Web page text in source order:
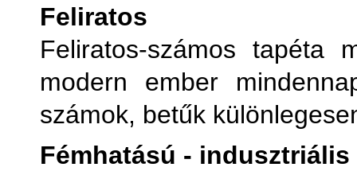
Feliratos
Feliratos-számos tapéta
modern ember
számok, betűk
Fémhatású - indusztriális